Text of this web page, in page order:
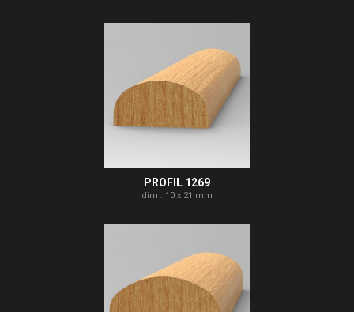
PROFIL 1269
dim : 10 x 21 mm